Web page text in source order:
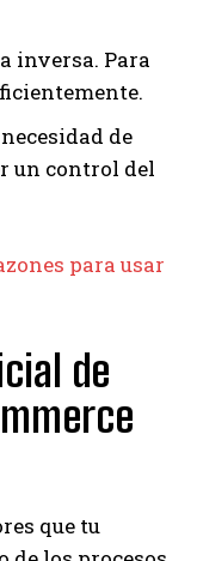
inversa. Para
de
un control del
para usar
de
que tu